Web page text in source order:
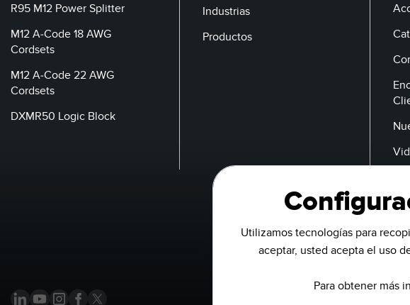
R95 M12 Power Splitter
M12 A-Code 18 AWG
Cordsets
M12 A-Code 22 AWG
Cordsets
DXMR50 Logic Block
Industrias
Productos
Utilizamos tecnologías para
aceptar, usted acepta el uso
Para obtener más